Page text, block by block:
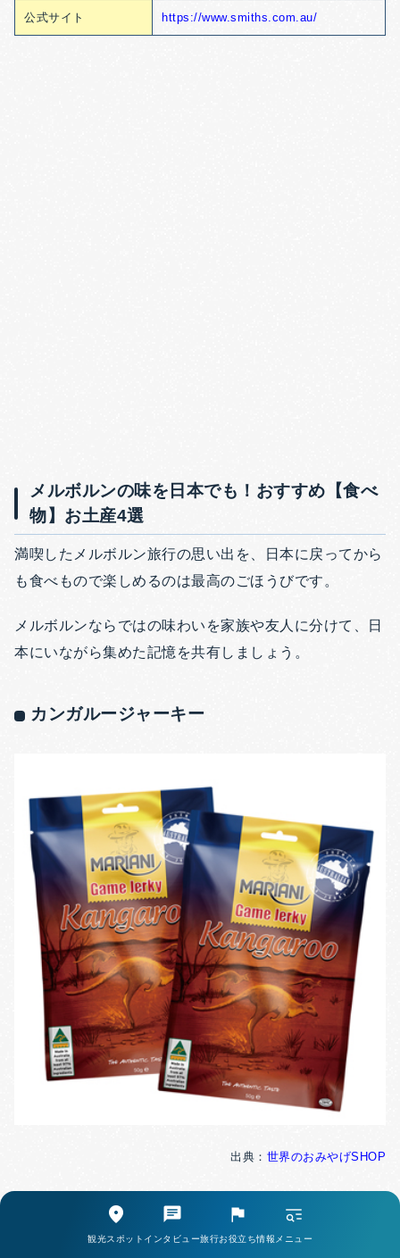
公式サイト https://www.smiths.com.au/
メルボルンの味を日本でも！おすすめ【食べ
物】お土産4選
満喫したメルボルン旅行の思い出を、日本に戻ってから
も食べもので楽しめるのは最高のごほうびです。
メルボルンならではの味わいを家族や友人に分けて、日
本にいながら集めた記憶を共有しましょう。
カンガルージャーキー
出典： 世界のおみやげSHOP
くり乾したジャーキーは、ヘルシースナックとしても評
観光スポット インタビュー旅行お役立ち情報 メニュー